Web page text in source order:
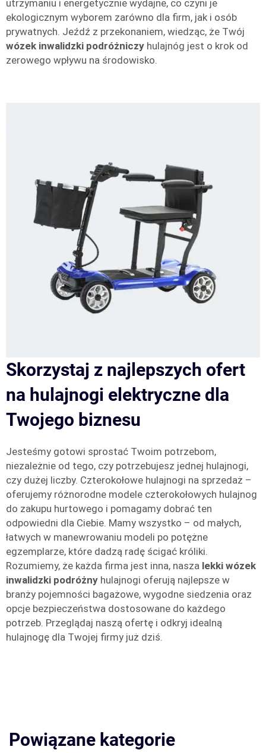
utrzymaniu i energetycznie wydajne, co czyni je
ekologicznym wyborem zarówno dla firm, jak i osób
prywatnych. Jeźdź z przekonaniem, wiedząc, że Twój
wózek inwalidzki podróżniczy hulajnóg jest o krok od
zerowego wpływu na środowisko.
Skorzystaj z najlepszych ofert
na hulajnogi elektryczne dla
Twojego biznesu
Jesteśmy gotowi sprostać Twoim potrzebom,
niezależnie od tego, czy potrzebujesz jednej hulajnogi,
czy dużej liczby. Czterokołowe hulajnogi na sprzedaż –
oferujemy różnorodne modele czterokołowych hulajnog
do zakupu hurtowego i pomagamy dobrać ten
odpowiedni dla Ciebie. Mamy wszystko – od małych,
łatwych w manewrowaniu modeli po potężne
egzemplarze, które dadzą radę ścigać króliki.
Rozumiemy, że każda firma jest inna, nasza lekki wózek
inwalidzki podróżny hulajnogi oferują najlepsze w
branży pojemności bagażowe, wygodne siedzenia oraz
opcje bezpieczeństwa dostosowane do każdego
potrzeb. Przeglądaj naszą ofertę i odkryj idealną
hulajnogę dla Twojej firmy już dziś.
Powiązane kategorie